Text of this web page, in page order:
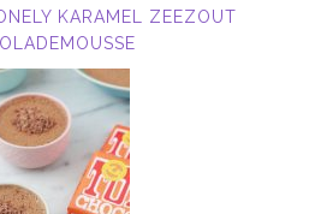
KARAMEL ZEEZOUT